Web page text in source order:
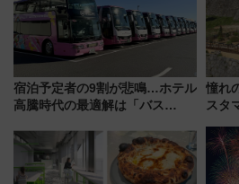
宿泊予定者の9割が悲鳴…ホテル
高騰時代の最適解は「バス
した、推し活遠征や観光時のリ
アルな懐事情
憧れ
スタ
にオ
ンが